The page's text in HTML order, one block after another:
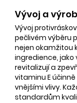
Vývoj a
Vývoj
pečlivém výběru
nejen okamžitou
ingredience, jako
revitalizují a
vitaminu E
vnějšími vlivy.
standardům